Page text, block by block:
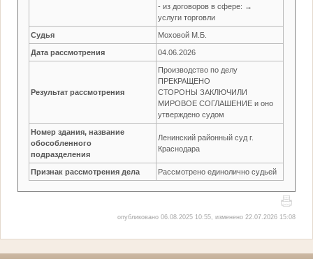
- из договоров в сфере: →
услуги торговли
Судья Моховой М.Б.
Дата рассмотрения 04.06.2026
Результат рассмотрения
Производство по делу
ПРЕКРАЩЕНО
СТОРОНЫ ЗАКЛЮЧИЛИ
МИРОВОЕ СОГЛАШЕНИЕ и оно
утверждено судом
Номер здания, название
обособленного
подразделения
Ленинский районный суд г.
Краснодара
Признак рассмотрения дела Рассмотрено единолично судьей
опубликовано 06.08.2025 10:55, изменено 22.07.2026 15:08